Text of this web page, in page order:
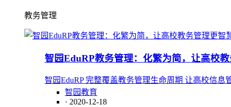
教务管理
智园EduRP教务管理：化繁为简，让高校
智园EduRP 完整覆盖教务管理生命周期 让高校信息
智园教育
· 2020-12-18